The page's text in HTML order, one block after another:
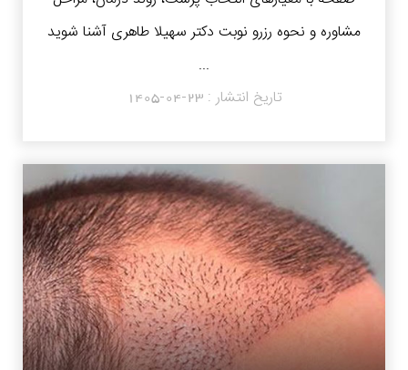
مشاوره و نحوه رزرو نوبت دکتر سهیلا طاهری آشنا شوید
...
تاریخ انتشار :1405-04-23